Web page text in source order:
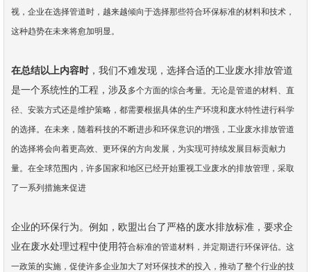
视，企业在选择管道时，越来越倾向于选择那些符合环保标准的材料和技术，
这种趋势在未来将愈加明显。
在总结以上内容时，我们不难发现，选择合适的工业废水排放管道
是一个系统性的工程，涉及 多个方面的综合考量。无论是管道的材料、直
径、安装方式还是维护策略，都需要根据具体的生产环境和废水特性进行科学
的选择。在未来，随着科技的不断进步和环保意识的增强，工业废水排放管道
的选择将会向着更高效、更环保的方向发展，为实现可持续发展目标贡献力
量。 在全球范围内，许多国家和地区已经开始重视工业废水的排放管理，采取
了一系列措施来促进
企业的环保行为。例如，欧盟出台了严格的废水排放标准，要求企
业在废水处理过程中使用符合标准的管道材料，并定期进行环保评估。这
一政策的实施，促使许多企业加大了对环保技术的投入，推动了整个行业的技